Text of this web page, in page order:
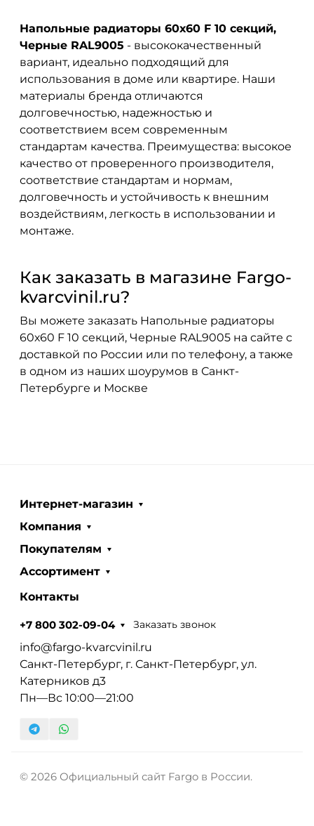
Напольные радиаторы 60х60 F 10 секций,
Черные RAL9005 - высококачественный
вариант, идеально подходящий для
использования в доме или квартире. Наши
материалы бренда отличаются
долговечностью, надежностью и
соответствием всем современным
стандартам качества. Преимущества: высокое
качество от проверенного производителя,
соответствие стандартам и нормам,
долговечность и устойчивость к внешним
воздействиям, легкость в использовании и
монтаже.
Как заказать в магазине Fargo-
kvarcvinil.ru?
Вы можете заказать Напольные радиаторы
60х60 F 10 секций, Черные RAL9005 на сайте с
доставкой по России или по телефону, а также
в одном из наших шоурумов в Санкт-
Петербурге и Москве
Интернет-магазин
Компания
Покупателям
Ассортимент
Контакты
+7 800 302-09-04 Заказать звонок
info@fargo-kvarcvinil.ru
Санкт-Петербург, г. Санкт-Петербург, ул.
Катерников д3
Пн—Вс 10:00—21:00
© 2026 Официальный сайт Fargo в России.